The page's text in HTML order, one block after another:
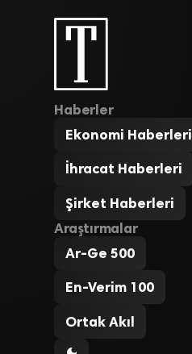
Haberler
Ekonomi Haberleri
İhracat Haberleri
Şirket Haberleri
Araştırmalar
Ar-Ge 500
En-Verim 100
Ortak Akıl